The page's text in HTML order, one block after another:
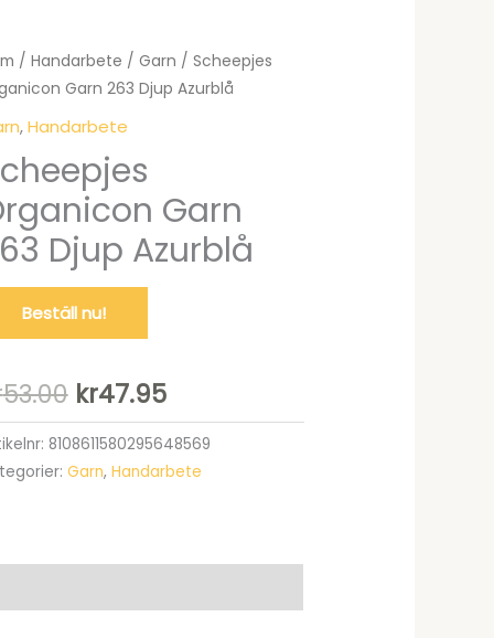
/ Handarbete / Garn / Scheepjes
Garn 263 Djup Azurblå
,Handarbete
Garn
Djup Azurblå
Beställ nu!
53.00 Det
ursprungliga
priset
kr53.00.
kr47.95Det
nuvarande
priset
kr47.95.
8108611580295648569
Garn, Handarbete